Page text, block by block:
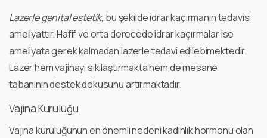
Lazerle genital estetik, bu şekilde idrar kaçırmanın tedavisi
ameliyattır. Hafif ve orta derecede idrar kaçırmalar ise
ameliyata gerek kalmadan lazerle tedavi edilebimektedir.
Lazer hem vajinayı sıkılaştırmakta hem de mesane
tabanının destek dokusunu artırmaktadır.
Vajina Kuruluğu
Vajina kuruluğunun en önemli nedeni kadınlık hormonu olan